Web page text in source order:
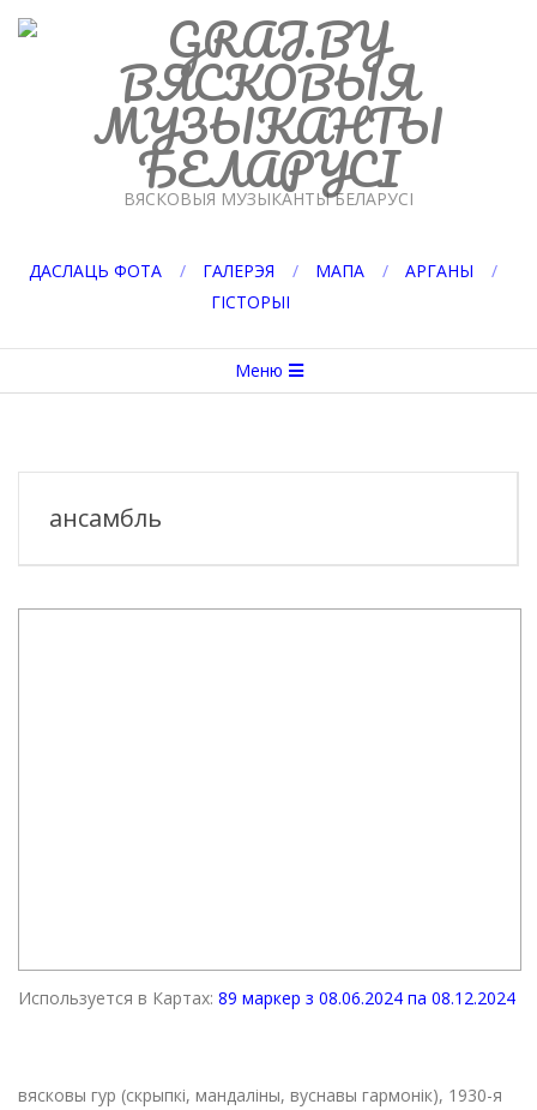
Перейти
GRAJ.BY
ВЯСКОВЫЯ МУЗЫКАНТЫ БЕЛАРУСІ
ДАСЛАЦЬ ФОТА ГАЛЕРЭЯ МАПА
АРГАНЫ
ГІСТОРЫІ
меню
Меню
ансамбль
Используется в Картах: 89 маркер з 08.06.2024 па 08.12.2024
вясковы гур (скрыпкі, мандаліны, вуснавы гармонік), 1930-я